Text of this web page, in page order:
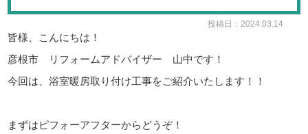
投稿日：2024.03.14
皆様、こんにちは！
彦根市 リフォームアドバイザー 山中です！
今回は、浴室暖房取り付け工事をご紹介いたします！！
まずはビフォーアフターからどうぞ！